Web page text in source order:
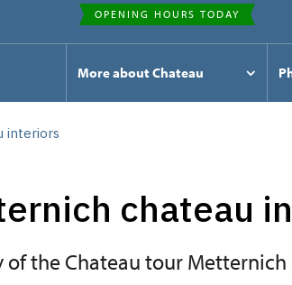
OPENING HOURS TODAY
More about Chateau
interiors
chateau
of the Chateau tour